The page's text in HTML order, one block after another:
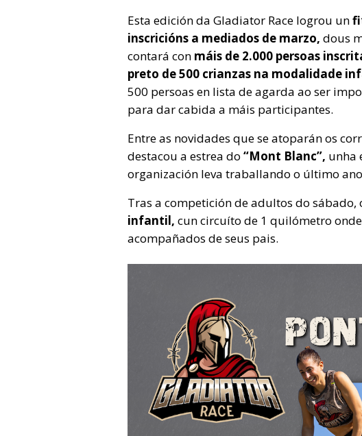
Esta edición da Gladiator Race logrou un
inscricións a mediados de marzo, dous
contará con máis de 2.000 persoas
preto de 500 crianzas na modalidade
500 persoas en lista de agarda ao ser
para dar cabida a máis participantes.
Entre as novidades que se atoparán os
destacou a estrea do “Mont Blanc”, unha
organización leva traballando o último
Tras a competición de adultos do
infantil, cun circuíto de 1 quilómetro
acompañados de seus pais.